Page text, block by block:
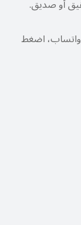
أو صديق.
اضغط